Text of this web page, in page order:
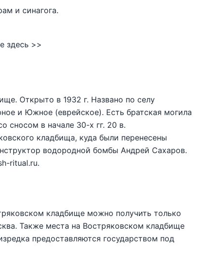
и синагога.
здесь >>
Открыто в 1932 г. Названо по селу
и Южное (еврейское). Есть братская могила
сносом в начале 30-х гг. 20 в.
кладбища, куда были перенесены
водородной бомбы Андрей Сахаров.
ritual.ru.
кладбище можно получить только
Также места на Востряковском кладбище
предоставляются государством под